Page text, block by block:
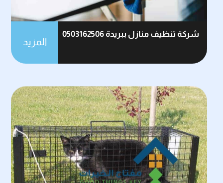
شركة تنظيف منازل ببريدة 0503162506
المزيد